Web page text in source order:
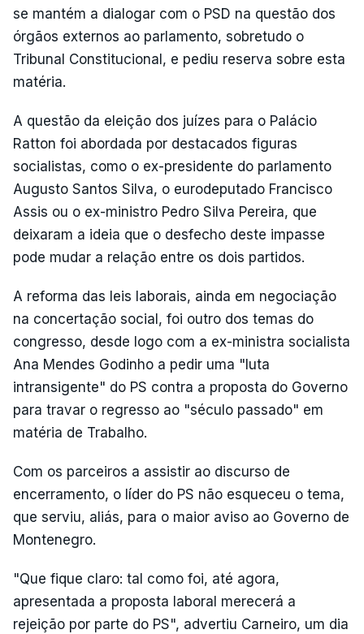
se mantém a dialogar com o PSD na questão dos
órgãos externos ao parlamento, sobretudo o
Tribunal Constitucional, e pediu reserva sobre esta
matéria.
A questão da eleição dos juízes para o Palácio
Ratton foi abordada por destacados figuras
socialistas, como o ex-presidente do parlamento
Augusto Santos Silva, o eurodeputado Francisco
Assis ou o ex-ministro Pedro Silva Pereira, que
deixaram a ideia que o desfecho deste impasse
pode mudar a relação entre os dois partidos.
A reforma das leis laborais, ainda em negociação
na concertação social, foi outro dos temas do
congresso, desde logo com a ex-ministra socialista
Ana Mendes Godinho a pedir uma "luta
intransigente" do PS contra a proposta do Governo
para travar o regresso ao "século passado" em
matéria de Trabalho.
Com os parceiros a assistir ao discurso de
encerramento, o líder do PS não esqueceu o tema,
que serviu, aliás, para o maior aviso ao Governo de
Montenegro.
"Que fique claro: tal como foi, até agora,
apresentada a proposta laboral merecerá a
rejeição por parte do PS", advertiu Carneiro, um dia